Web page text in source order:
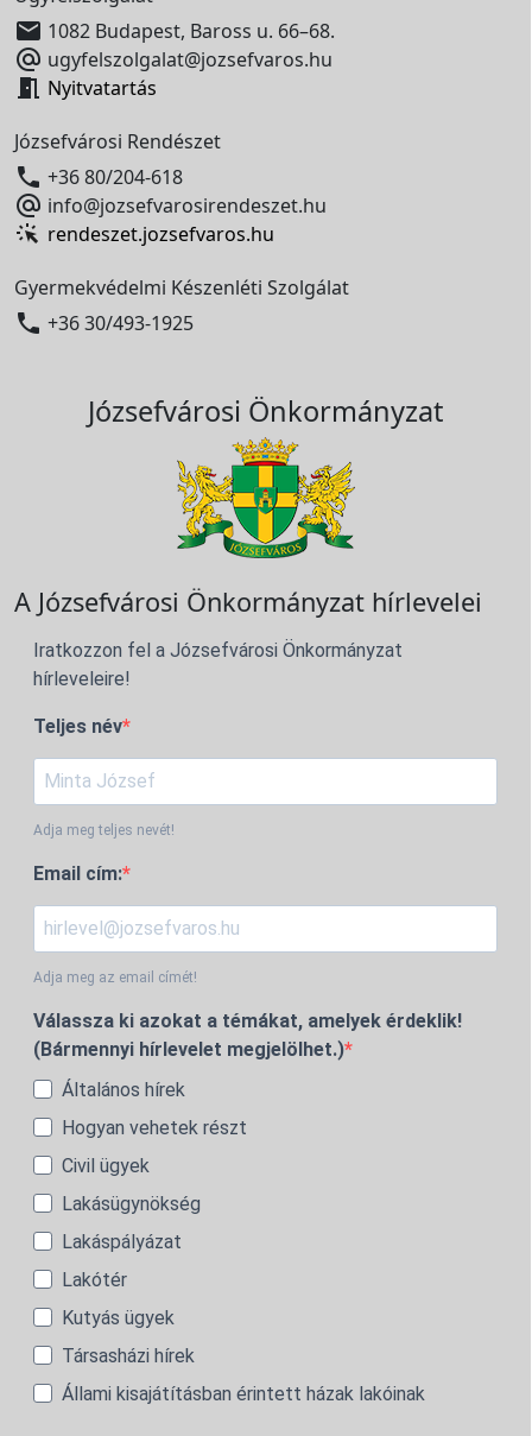
 1082 Budapest, Baross u. 66–68.
 ugyfelszolgalat@jozsefvaros.hu
 Nyitvatartás
Józsefvárosi Rendészet
 +36 80/204-618
 info@jozsefvarosirendeszet.hu
rendeszet.jozsefvaros.hu
Gyermekvédelmi Készenléti Szolgálat
 +36 30/493-1925
Józsefvárosi Önkormányzat
A Józsefvárosi Önkormányzat hírlevelei
Iratkozzon fel a Józsefvárosi Önkormányzat
hírleveleire!
Teljes név
Adja meg teljes nevét!
Email cím:
Adja meg az email címét!
Válassza ki azokat a témákat, amelyek érdeklik!
(Bármennyi hírlevelet megjelölhet.)
Általános hírek
Hogyan vehetek részt
Civil ügyek
Lakásügynökség
Lakáspályázat
Lakótér
Kutyás ügyek
Társasházi hírek
Állami kisajátításban érintett házak lakóinak